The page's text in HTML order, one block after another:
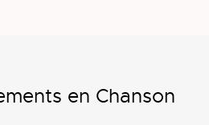
en Chanson